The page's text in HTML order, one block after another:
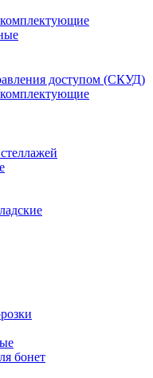
доступом (СКУД)
бонет